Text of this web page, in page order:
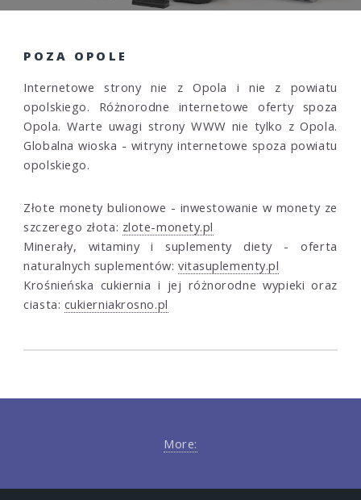
POZA OPOLE
Internetowe strony nie z Opola i nie z powiatu
opolskiego. Różnorodne internetowe oferty spoza
Opola. Warte uwagi strony WWW nie tylko z Opola.
Globalna wioska - witryny internetowe spoza powiatu
opolskiego.
Złote monety bulionowe - inwestowanie w monety ze
szczerego złota: zlote-monety.pl
Minerały, witaminy i suplementy diety - oferta
naturalnych suplementów:vitasuplementy.pl
Krośnieńska cukiernia i jej różnorodne wypieki oraz
ciasta: cukierniakrosno.pl
More: